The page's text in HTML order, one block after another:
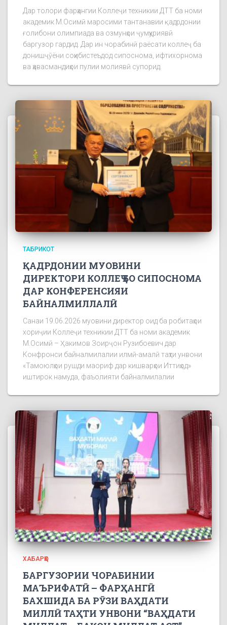
Дар толори фарҳангии Коллеҷи техникии ДТТ ба номи
академик М.Осимӣ маросими тантанавии қадрдонии
ғолибони олимпиада ва озмунҳои ҷумҳуриявӣ
баргузор гардид. Дар ин чорабинӣ раёсати коллеҷ ба
донишҷӯёни соҳибистеъдод сипоснома, ифтихорнома
ва ҳавасмандиҳои пулии молиявӣ супорид.
ТАБРИКОТ
ҚАДРДОНИИ МУОВИНИ
ДИРЕКТОРИ КОЛЛЕҶ БО СИПОСНОМА
ДАР КОНФЕРЕНСИЯИ
БАЙНАЛМИЛЛАЛӢ
Санаи 19.06.2026 муовини директор оид ба робитаҳои
хориҷии Коллеҷи техникии ДТТ ба номи академик
М.Осимӣ – Ҳакимов Зоирҷон Рузибоевич дар
Конфронси байналмилалии илмӣ-амалӣ таҳти унвони
«Тамоюлҳои рушди маориф дар кишварҳои Иттиҳод»
иштирок намуда, фаъолияти байналмилалии
ХАБАРҲО
БАРГУЗОРИИ ЧОРАБИНИИ
МАЪРИФАТӢ – ФАРҲАНГӢ
БАХШИДА БА РӮЗИ ВАҲДАТИ
МИЛЛӢ ТАҲТИ УНВОНИ “ВАҲДАТИ